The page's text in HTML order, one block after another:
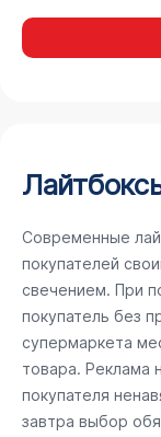
Современные
покупателей
свечением. При
покупатель без
супермаркета
товара. Реклама
покупателя
завтра выбор